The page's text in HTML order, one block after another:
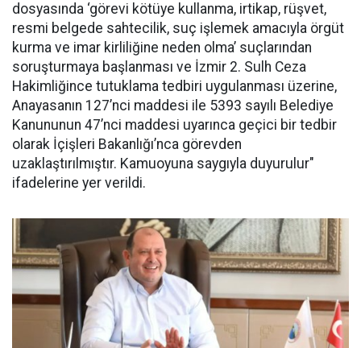
dosyasında ‘görevi kötüye kullanma, irtikap, rüşvet,
resmi belgede sahtecilik, suç işlemek amacıyla örgüt
kurma ve imar kirliliğine neden olma’ suçlarından
soruşturmaya başlanması ve İzmir 2. Sulh Ceza
Hakimliğince tutuklama tedbiri uygulanması üzerine,
Anayasanın 127’nci maddesi ile 5393 sayılı Belediye
Kanununun 47’nci maddesi uyarınca geçici bir tedbir
olarak İçişleri Bakanlığı’nca görevden
uzaklaştırılmıştır. Kamuoyuna saygıyla duyurulur"
ifadelerine yer verildi.